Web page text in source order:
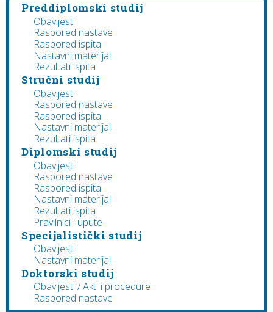
Preddiplomski studij
Obavijesti
Raspored nastave
Raspored ispita
Nastavni materijal
Rezultati ispita
Stručni studij
Obavijesti
Raspored nastave
Raspored ispita
Nastavni materijal
Rezultati ispita
Diplomski studij
Obavijesti
Raspored nastave
Raspored ispita
Nastavni materijal
Rezultati ispita
Pravilnici i upute
Specijalistički studij
Obavijesti
Nastavni materijal
Doktorski studij
Obavijesti / Akti i procedure
Raspored nastave